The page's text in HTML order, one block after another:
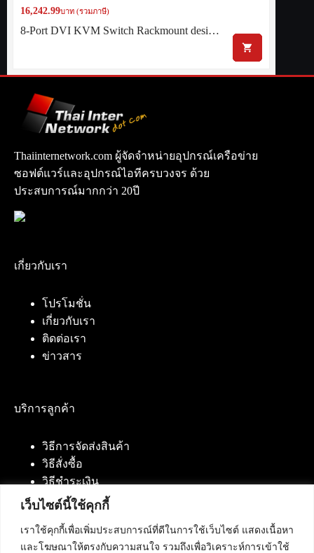
เว็บไซต์นี้ใช้คุกกี้
เราใช้คุกกี้เพื่อเพิ่มประสบการณ์ที่ดีในการใช้เว็บไซต์ แสดงเนื้อหา
และโฆษณาให้ตรงกับความสนใจ รวมถึงเพื่อวิเคราะห์การเข้าใช้
16,242.99บาท (รวมภาษี)
8-Port DVI KVM Switch Rackmount desi…
Thaiinternetwork.com ผู้จัดจำหน่ายอุปกรณ์เครือข่าย
ซอฟต์แวร์และอุปกรณ์ไอทีครบวงจร ด้วย
ประสบการณ์มากกว่า 20ปี
เกี่ยวกับเรา
โปรโมชั่น
เกี่ยวกับเรา
ติดต่อเรา
ข่าวสาร
บริการลูกค้า
วิธีการจัดส่งสินค้า
วิธีสั่งซื้อ
วิธีชำระเงิน
ติดต่อเรา